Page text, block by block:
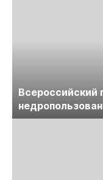
Всероссийский